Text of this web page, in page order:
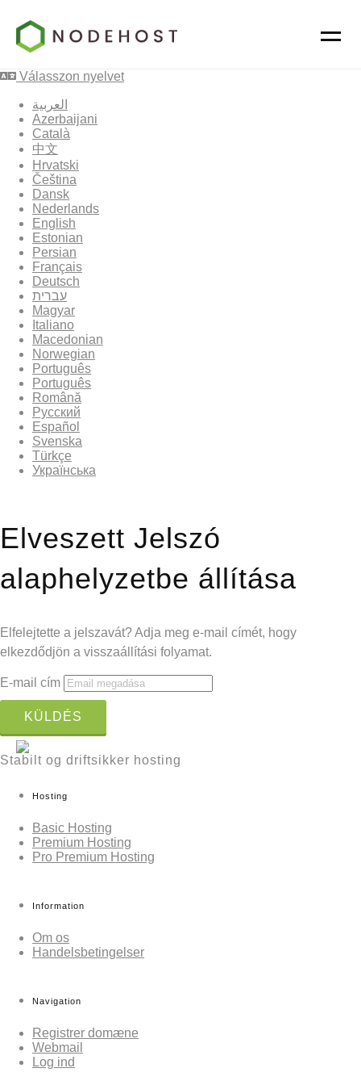
Válasszon nyelvet
العربية
Azerbaijani
Català
中文
Hrvatski
Čeština
Dansk
Nederlands
English
Estonian
Persian
Français
Deutsch
עברית
Magyar
Italiano
Macedonian
Norwegian
Português
Português
Română
Русский
Español
Svenska
Türkçe
Українська
Elveszett Jelszó
alaphelyzetbe állítása
Elfelejtette a jelszavát? Adja meg e-mail címét, hogy
elkezdődjön a visszaállítási folyamat.
E-mail cím
KÜLDÉS
Stabilt og driftsikker hosting
Hosting
Basic Hosting
Premium Hosting
Pro Premium Hosting
Information
Om os
Handelsbetingelser
Navigation
Registrer domæne
Webmail
Log ind